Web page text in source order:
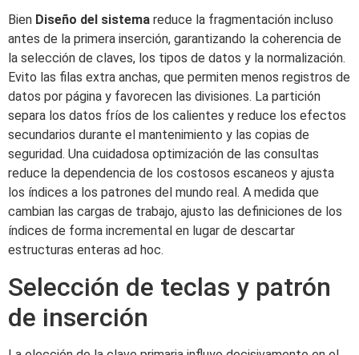
Bien Diseño del sistema reduce la fragmentación incluso
antes de la primera inserción, garantizando la coherencia de
la selección de claves, los tipos de datos y la normalización.
Evito las filas extra anchas, que permiten menos registros de
datos por página y favorecen las divisiones. La partición
separa los datos fríos de los calientes y reduce los efectos
secundarios durante el mantenimiento y las copias de
seguridad. Una cuidadosa optimización de las consultas
reduce la dependencia de los costosos escaneos y ajusta
los índices a los patrones del mundo real. A medida que
cambian las cargas de trabajo, ajusto las definiciones de los
índices de forma incremental en lugar de descartar
estructuras enteras ad hoc.
Selección de teclas y patrón
de inserción